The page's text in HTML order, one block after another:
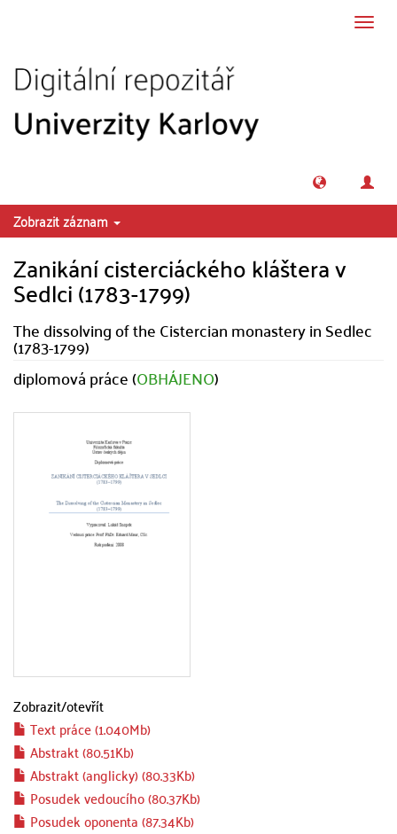
Zobrazit záznam
Zanikání cisterciáckého kláštera v
Sedlci (1783-1799)
The dissolving of the Cistercian monastery in Sedlec
(1783-1799)
diplomová práce (OBHÁJENO)
Zobrazit/otevřít
Text práce (1.040Mb)
Abstrakt (80.51Kb)
Abstrakt (anglicky) (80.33Kb)
Posudek vedoucího (80.37Kb)
Posudek oponenta (87.34Kb)